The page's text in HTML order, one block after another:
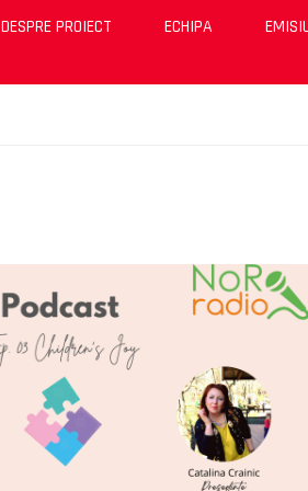
DESPRE PROIECT ECHIPA